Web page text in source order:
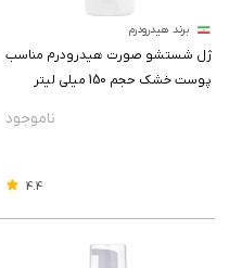
برند هیدرودرم
ژل شستشو صورت هیدرودرم مناسب
پوست خشک حجم 150 میلی لیتر
4.4